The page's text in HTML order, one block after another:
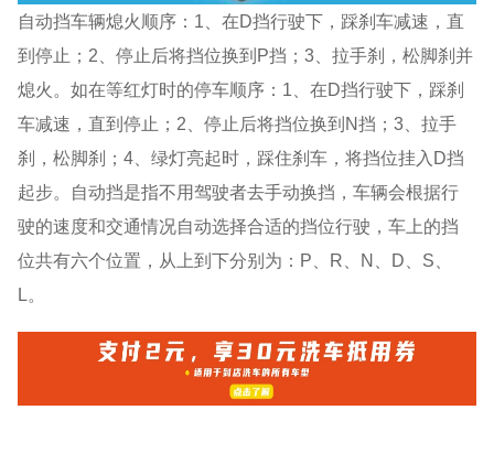
自动挡车辆熄火顺序：1、在D挡行驶下，踩刹车减速，直
到停止；2、停止后将挡位换到P挡；3、拉手刹，松脚刹并
熄火。如在等红灯时的停车顺序：1、在D挡行驶下，踩刹
车减速，直到停止；2、停止后将挡位换到N挡；3、拉手
刹，松脚刹；4、绿灯亮起时，踩住刹车，将挡位挂入D挡
起步。自动挡是指不用驾驶者去手动换挡，车辆会根据行
驶的速度和交通情况自动选择合适的挡位行驶，车上的挡
位共有六个位置，从上到下分别为：P、R、N、D、S、
L。